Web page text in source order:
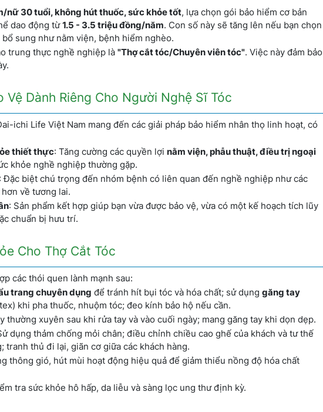
nữ 30 tuổi, không hút thuốc, sức khỏe tốt, lựa chọn gói bảo hiểm cơ bản
dao động từ1.5 - 3.5 triệu đồng/năm. Con số này sẽ tăng lên nếu bạn chọn
sung như nằm viện, bệnh hiểm nghèo.
trung thực nghề nghiệp là "Thợ cắt tóc/Chuyên viên tóc". Việc này đảm bảo
Dành Riêng Cho Người Nghệ Sĩ Tóc
ichi Life Việt Nam mang đến các giải pháp bảo hiểm nhân thọ linh hoạt, có
thiết thực: Tăng cường các quyền lợi nằm viện, phẫu thuật, điều trị ngoại
khỏe nghề nghiệp thường gặp.
: Đặc biệt chú trọng đến nhóm bệnh có liên quan đến nghề nghiệp như các
về tương lai.
: Sản phẩm kết hợp giúp bạn vừa được bảo vệ, vừa có một kế hoạch tích lũy
chuẩn bị hưu trí.
Cho Thợ Cắt Tóc
các thói quen lành mạnh sau:
trang chuyên dụng để tránh hít bụi tóc và hóa chất; sử dụng găng tay
khi pha thuốc, nhuộm tóc; đeo kính bảo hộ nếu cần.
thường xuyên sau khi rửa tay và vào cuối ngày; mang găng tay khi dọn dẹp.
dụng thảm chống mỏi chân; điều chỉnh chiều cao ghế của khách và tư thế
tranh thủ đi lại, giãn cơ giữa các khách hàng.
thông gió, hút mùi hoạt động hiệu quả để giảm thiểu nồng độ hóa chất
tra sức khỏe hô hấp, da liễu và sàng lọc ung thư định kỳ.